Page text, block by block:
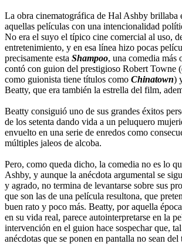
La obra cinematográfica de Hal Ashby brillaba
aquellas películas con una intencionalidad
No era el suyo el típico cine comercial al uso,
entretenimiento, y en esa línea hizo pocas
precisamente esta Shampoo, una comedia más
contó con guion del prestigioso Robert Towne
como guionista tiene títulos como Chinatown)
Beatty, que era también la estrella del film,
Beatty consiguió uno de sus grandes éxitos
de los setenta dando vida a un peluquero
envuelto en una serie de enredos como
múltiples jaleos de alcoba.
Pero, como queda dicho, la comedia no es lo
Ashby, y aunque la anécdota argumental se
y agrado, no termina de levantarse sobre sus
que son las de una película resultona, que
buen rato y poco más. Beatty, por aquella
en su vida real, parece autointerpretarse en la
intervención en el guion hace sospechar que,
anécdotas que se ponen en pantalla no sean